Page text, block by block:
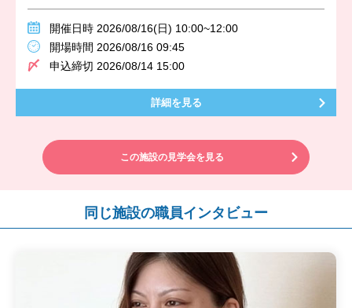
開催日時 2026/08/16(日) 10:00~12:00
開場時間 2026/08/16 09:45
申込締切 2026/08/14 15:00
詳細を見る
この施設の見学会を見る
同じ施設の職員インタビュー